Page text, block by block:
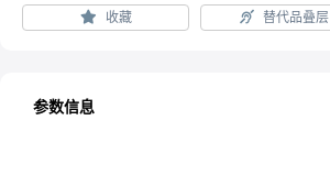
收藏 替代品叠层
参数信息